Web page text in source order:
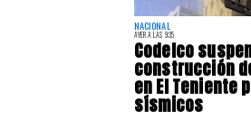
NACIONAL
AYER A LAS 9:35
Codelco
construcción
en El Teniente
sísmicos